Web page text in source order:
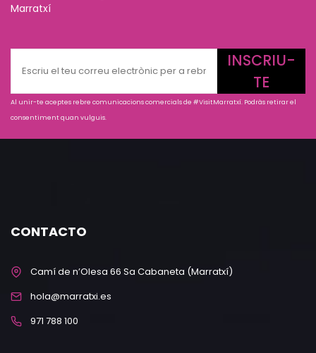
Marratxí
INSCRIU-
TE
Al unir-te aceptes rebre comunicacions comercials de #VisitMarratxí. Podràs retirar el
consentiment quan vulguis.
CONTACTO
Camí de n’Olesa 66 Sa Cabaneta (Marratxí)
hola@marratxi.es
971 788 100